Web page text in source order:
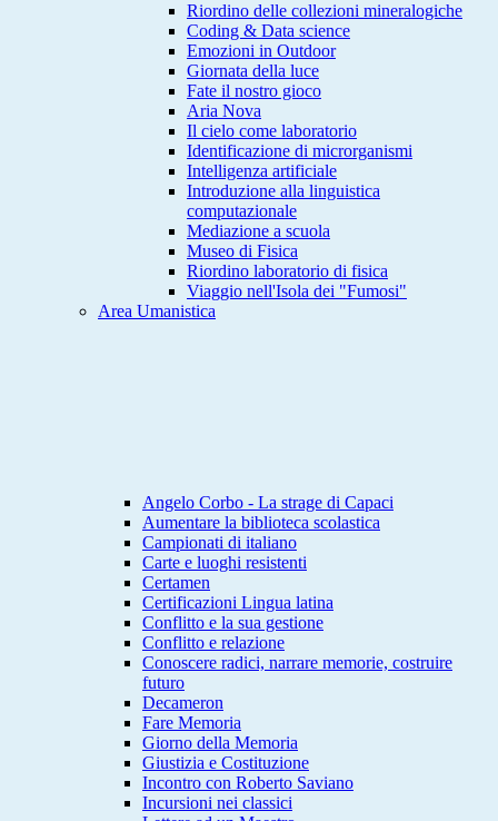
Riordino delle collezioni mineralogiche
Coding & Data science
Emozioni in Outdoor
Giornata della luce
Fate il nostro gioco
Aria Nova
Il cielo come laboratorio
Identificazione di microrganismi
Intelligenza artificiale
Introduzione alla linguistica
computazionale
Mediazione a scuola
Museo di Fisica
Riordino laboratorio di fisica
Viaggio nell'Isola dei "Fumosi"
Area Umanistica
Angelo Corbo - La strage di Capaci
Aumentare la biblioteca scolastica
Campionati di italiano
Carte e luoghi resistenti
Certamen
Certificazioni Lingua latina
Conflitto e la sua gestione
Conflitto e relazione
Conoscere radici, narrare memorie, costruire
futuro
Decameron
Fare Memoria
Giorno della Memoria
Giustizia e Costituzione
Incontro con Roberto Saviano
Incursioni nei classici